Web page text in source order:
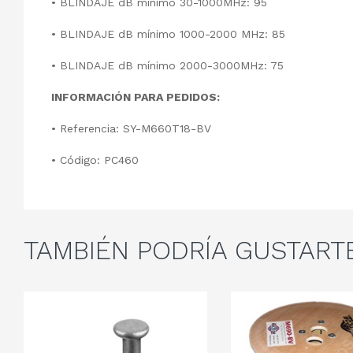
• BLINDAJE dB mínimo 1000-2000 MHz: 85
• BLINDAJE dB mínimo 2000-3000MHz: 75
INFORMACIÓN PARA PEDIDOS:
• Referencia: SY-M660T18-BV
• Código: PC460
TAMBIÉN PODRÍA